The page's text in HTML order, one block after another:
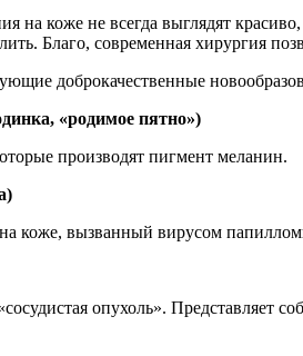
на коже не всегда выглядят
Благо, современная хирургия
доброкачественные
«родимое пятно»)
производят пигмент меланин.
коже, вызванный вирусом
опухоль». Представляет